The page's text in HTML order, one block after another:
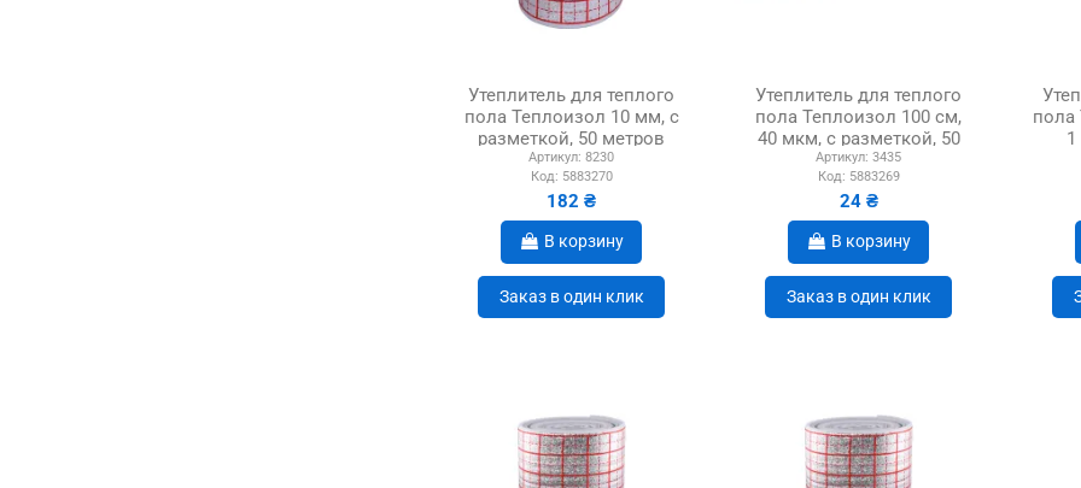
Утеплитель для теплого
пола Теплоизол 10 мм, с
разметкой, 50 метров
Артикул: 8230
Код: 5883270
182 ₴
В корзину
Заказ в один клик
Утеплитель для теплого
пола Теплоизол 100 см,
40 мкм, с разметкой, 50
метров
Артикул: 3435
Код: 5883269
24 ₴
В корзину
Заказ в один клик
пола